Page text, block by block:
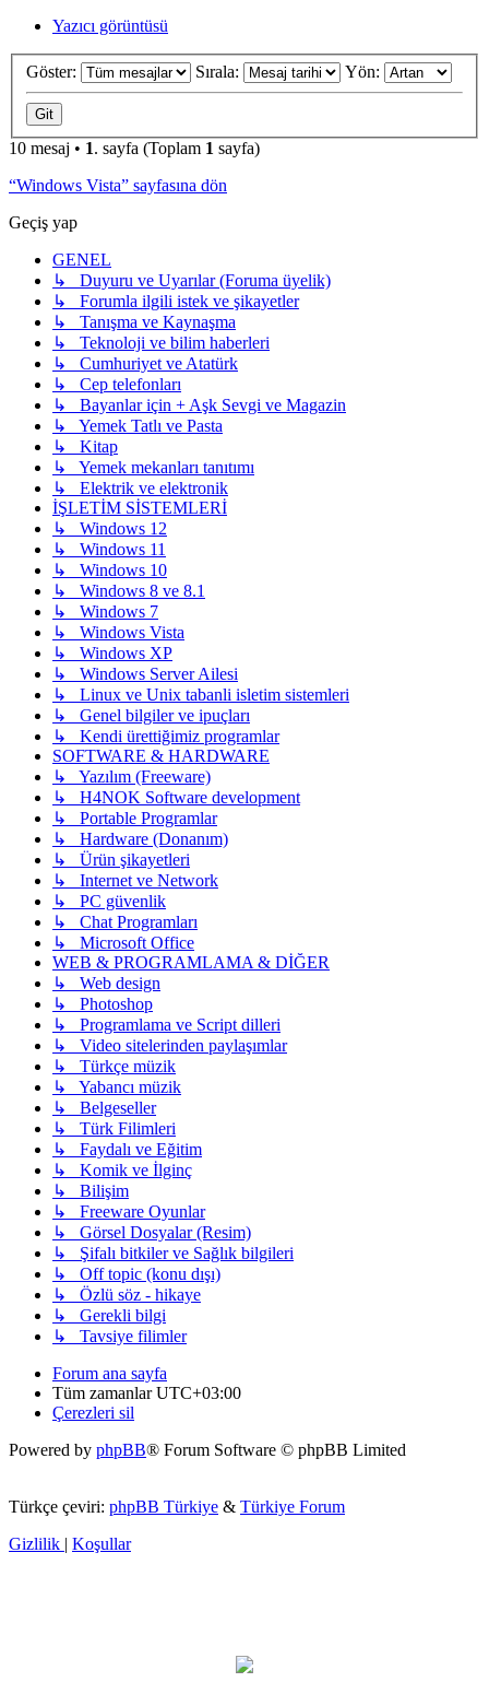
Yazıcı görüntüsü
Göster: Sırala: Yön:
10 mesaj • 1. sayfa (Toplam 1 sayfa)
“Windows Vista” sayfasına dön
Geçiş yap
GENEL
↳ Duyuru ve Uyarılar (Foruma üyelik)
↳ Forumla ilgili istek ve şikayetler
↳ Tanışma ve Kaynaşma
↳ Teknoloji ve bilim haberleri
↳ Cumhuriyet ve Atatürk
↳ Cep telefonları
↳ Bayanlar için + Aşk Sevgi ve Magazin
↳ Yemek Tatlı ve Pasta
↳ Kitap
↳ Yemek mekanları tanıtımı
↳ Elektrik ve elektronik
İŞLETİM SİSTEMLERİ
↳ Windows 12
↳ Windows 11
↳ Windows 10
↳ Windows 8 ve 8.1
↳ Windows 7
↳ Windows Vista
↳ Windows XP
↳ Windows Server Ailesi
↳ Linux ve Unix tabanli isletim sistemleri
↳ Genel bilgiler ve ipuçları
↳ Kendi ürettiğimiz programlar
SOFTWARE & HARDWARE
↳ Yazılım (Freeware)
↳ H4NOK Software development
↳ Portable Programlar
↳ Hardware (Donanım)
↳ Ürün şikayetleri
↳ Internet ve Network
↳ PC güvenlik
↳ Chat Programları
↳ Microsoft Office
WEB & PROGRAMLAMA & DİĞER
↳ Web design
↳ Photoshop
↳ Programlama ve Script dilleri
↳ Video sitelerinden paylaşımlar
↳ Türkçe müzik
↳ Yabancı müzik
↳ Belgeseller
↳ Türk Filimleri
↳ Faydalı ve Eğitim
↳ Komik ve İlginç
↳ Bilişim
↳ Freeware Oyunlar
↳ Görsel Dosyalar (Resim)
↳ Şifalı bitkiler ve Sağlık bilgileri
↳ Off topic (konu dışı)
↳ Özlü söz - hikaye
↳ Gerekli bilgi
↳ Tavsiye filimler
Forum ana sayfa
Tüm zamanlarUTC+03:00
Çerezleri sil
Powered by phpBB® Forum Software © phpBB Limited
Türkçe çeviri: phpBB Türkiye & Türkiye Forum
Gizlilik | Koşullar